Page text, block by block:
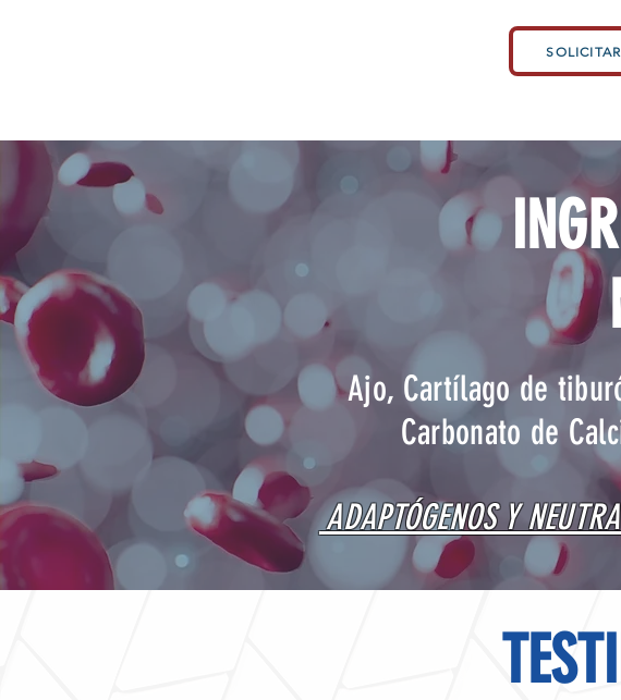
Ajo, Cartílago de
Carbonato de
ADAPTÓGENOS Y